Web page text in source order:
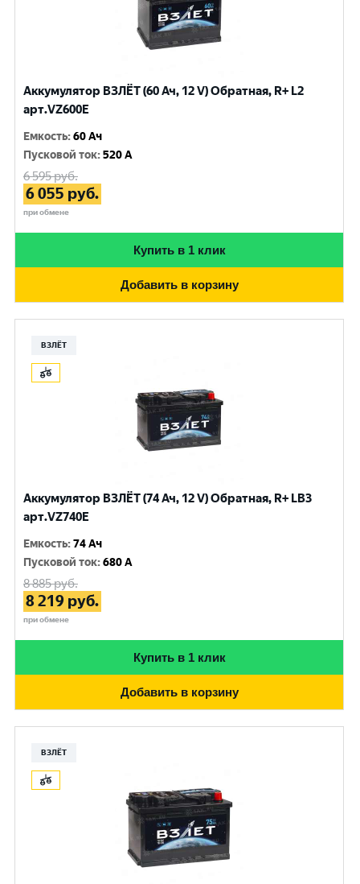
Аккумулятор ВЗЛЁТ (60 Ач, 12 V) Обратная, R+ L2
арт.VZ600E
Емкость:60 Ач
Пусковой ток:520 A
6 595руб.
6 055 руб.
при обмене
Купить в 1 клик
Добавить в корзину
ВЗЛЁТ
Аккумулятор ВЗЛЁТ (74 Ач, 12 V) Обратная, R+ LB3
арт.VZ740E
Емкость:74 Ач
Пусковой ток:680 A
8 885руб.
8 219 руб.
при обмене
Купить в 1 клик
Добавить в корзину
ВЗЛЁТ